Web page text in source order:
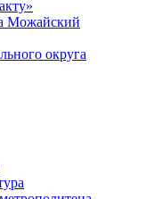
Можайский
округа